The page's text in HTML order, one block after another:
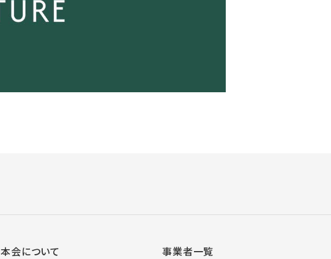
本会について
事業者一覧